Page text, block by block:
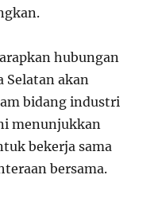
hubungan
Selatan akan
bidang industri
menunjukkan
bekerja sama
bersama.